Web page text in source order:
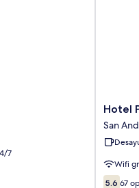
7
Hotel
San
Andrés
Hotel
San
Wifi
5.6
5.6 67